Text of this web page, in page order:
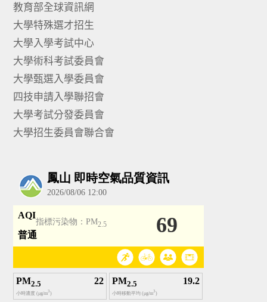
教育部全球資訊網
大學特殊選才招生
大學入學考試中心
大學術科考試委員會
大學甄選入學委員會
四技申請入學聯招會
大學考試分發委員會
大學招生委員會聯合會